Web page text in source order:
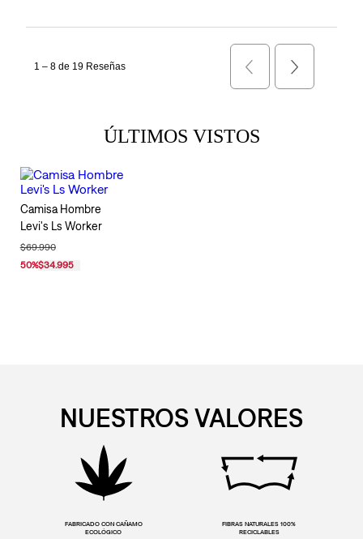
ÚLTIMOS VISTOS
Camisa Hombre
Levi's Ls Worker
$69.990
50%$34.995
NUESTROS VALORES
FABRICADO CON CAÑAMO
ECOLÓGICO
FIBRAS NATURALES 100%
RECICLABLES